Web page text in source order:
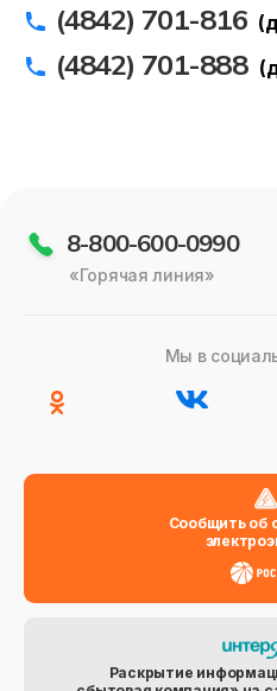
(4842) 701-816
(4842) 701-888
8-800-600-0990
«Горячая линия»
Мы в
Сообщить об
Раскрытие